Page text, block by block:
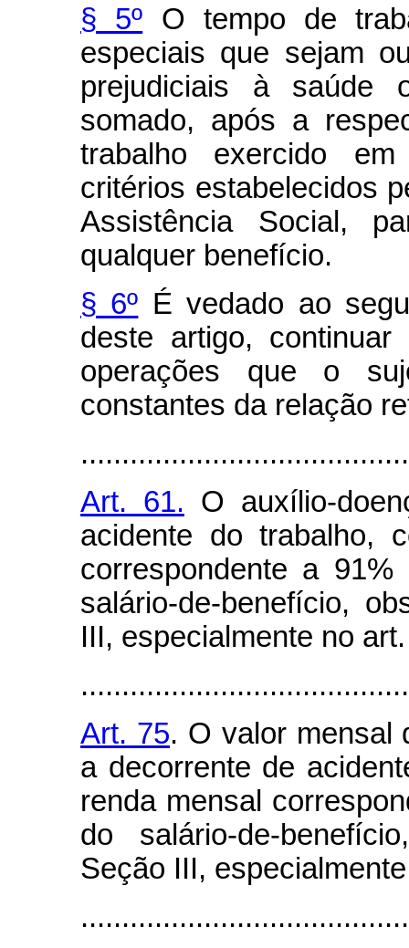
§ 5º O tempo de
especiais que sejam
prejudiciais à saúde
somado, após a
trabalho exercido
critérios estabelecidos
Assistência Social,
qualquer benefício.
§ 6º É vedado ao
deste artigo,
operações que o
constantes da relação
Art. 61. O auxílio-
acidente do trabalho,
correspondente a
salário-de-benefício,
III, especialmente no
Art. 75. O valor mensal
a decorrente de
renda mensal
do salário-de-
Seção III,